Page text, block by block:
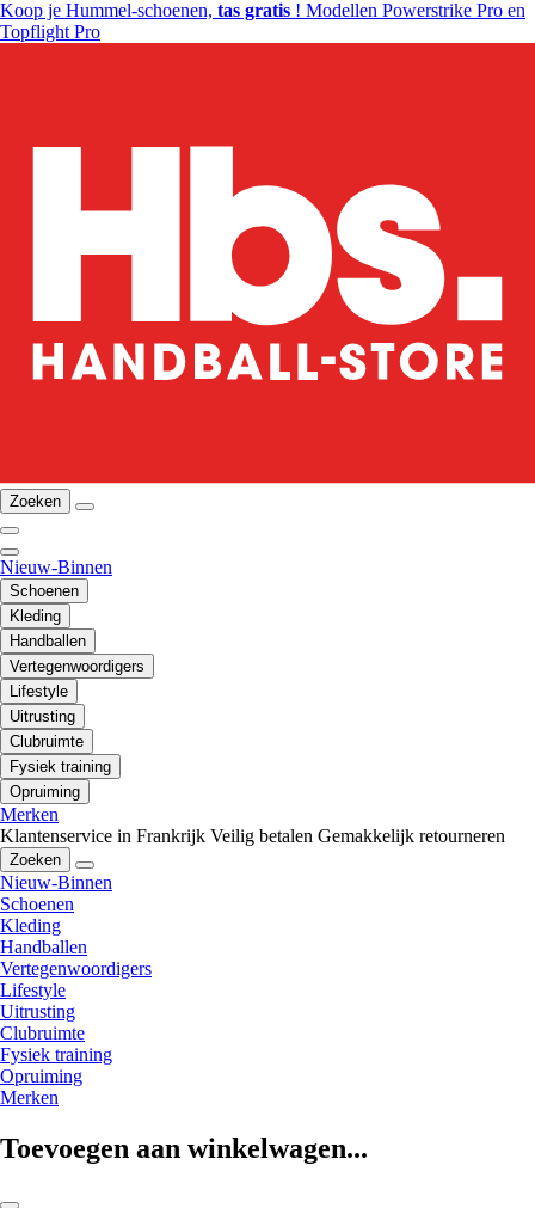
Koop je Hummel-schoenen, tas gratis ! Modellen Powerstrike Pro en
Topflight Pro
Zoeken
Nieuw-Binnen
Schoenen
Kleding
Handballen
Vertegenwoordigers
Lifestyle
Uitrusting
Clubruimte
Fysiek training
Opruiming
Merken
Klantenservice in Frankrijk Veilig betalen Gemakkelijk retourneren
Zoeken
Nieuw-Binnen
Schoenen
Kleding
Handballen
Vertegenwoordigers
Lifestyle
Uitrusting
Clubruimte
Fysiek training
Opruiming
Merken
Toevoegen aan winkelwagen...